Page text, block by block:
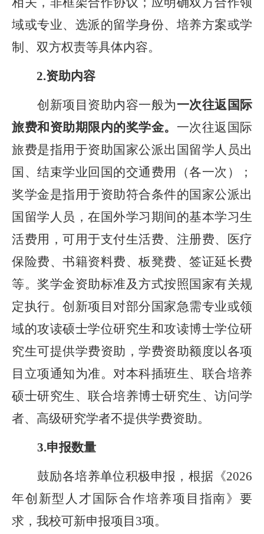
域或专业、选派的留学身份、培养方案或学
制、双方权责等具体内容。
2.资助内容
创新项目资助内容一般为一次往返国际
旅费和资助期限内的奖学金。 一次往返国际
旅费是指用于资助国家公派出国留学人员出
国、结束学业回国的交通费用（各一次）；
奖学金是指用于资助符合条件的国家公派出
国留学人员，在国外学习期间的基本学习生
活费用，可用于支付生活费、注册费、医疗
保险费、书籍资料费、板凳费、签证延长费
等。奖学金资助标准及方式按照国家有关规
定执行。创新项目对部分国家急需专业或领
域的攻读硕士学位研究生和攻读博士学位研
究生可提供学费资助，学费资助额度以各项
目立项通知为准。对本科插班生、联合培养
硕士研究生、联合培养博士研究生、访问学
者、高级研究学者不提供学费资助。
3.申报数量
鼓励各培养单位积极申报，根据《2026
年创新型人才国际合作培养项目 指南》要
求， 我校可新申报项目 3项。